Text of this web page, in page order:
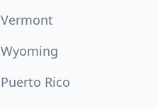
Vermont
Wyoming
Puerto Rico